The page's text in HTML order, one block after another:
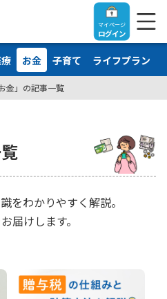
マイページ
ログイン
保険金のご請求
さま
】企業経営でお悩みの方はこ
お金 子育て ライフプラン
お金」の記事一覧
をわかりやすく解説。
届けします。